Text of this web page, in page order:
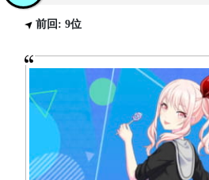
前回: 9位